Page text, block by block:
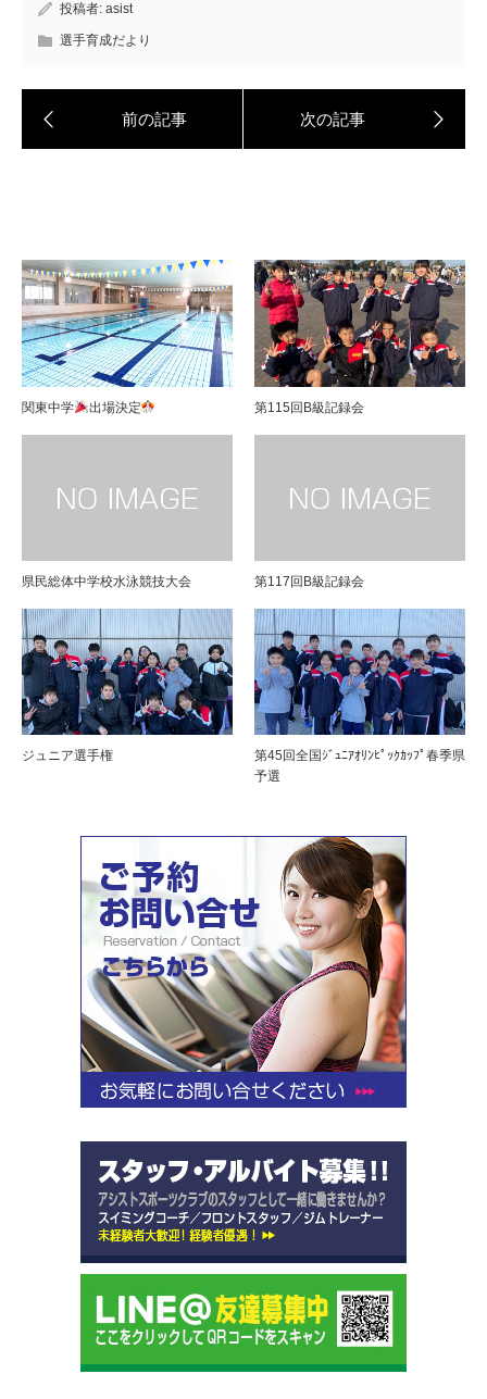
投稿者: asist
選手育成だより
関東中学 出場決定 第115回B級記録会
県民総体中学校水泳競技大会 第117回B級記録会
ジュニア選手権
第45回全国ｼﾞｭﾆｱｵﾘﾝﾋﾟｯｸｶｯﾌﾟ春季県
予選